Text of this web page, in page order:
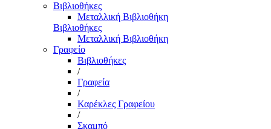
Βιβλιοθήκες
Μεταλλική Βιβλιοθήκη
Βιβλιοθήκες
Μεταλλική Βιβλιοθήκη
Γραφείο
Βιβλιοθήκες
/
Γραφεία
/
Καρέκλες Γραφείου
/
Σκαμπό